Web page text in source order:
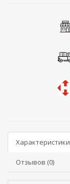
Характеристики
Отзывов (0)